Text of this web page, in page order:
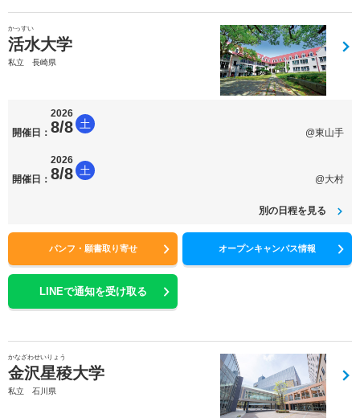
かっすい
活水大学
私立 長崎県
開催日：
2026
8/8 土
@東山手
開催日：
2026
8/8 土
@大村
別の日程を見る
パンフ・願書取り寄せ オープンキャンパス情報
LINEで通知を受け取る
かなざわせいりょう
金沢星稜大学
私立 石川県